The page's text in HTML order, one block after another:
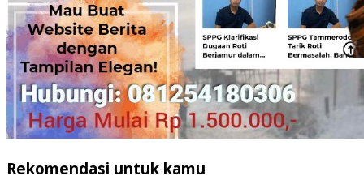
Rekomendasi untuk kamu